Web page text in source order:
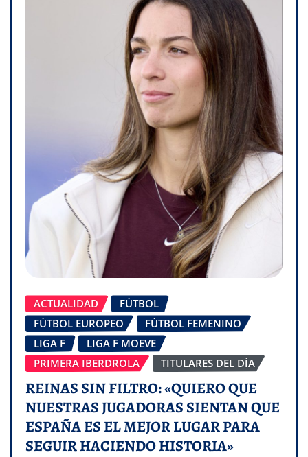
ACTUALIDAD
FÚTBOL
FÚTBOL EUROPEO
FÚTBOL FEMENINO
LIGA F
LIGA F MOEVE
PRIMERA IBERDROLA
TITULARES DEL DÍA
REINAS SIN FILTRO: «QUIERO QUE
NUESTRAS JUGADORAS SIENTAN QUE
ESPAÑA ES EL MEJOR LUGAR PARA
SEGUIR HACIENDO HISTORIA»